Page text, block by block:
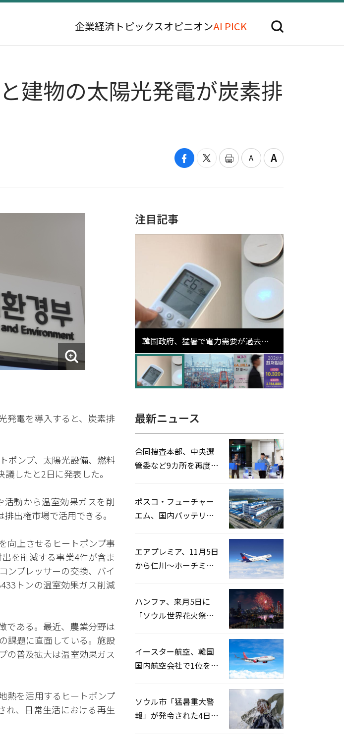
企業経済 トピックスオピニオンAI PICK
建物の太陽光発電が炭素排
発電を導入すると、炭素排
ポンプ、太陽光設備、燃料
したと2日に発表した。
動から温室効果ガスを削
出権市場で活用できる。
向上させるヒートポンプ事
を削減する事業4件が含ま
ンプレッサーの交換、バイ
トンの温室効果ガス削減
である。最近、農業分野は
課題に直面している。施設
の普及拡大は温室効果ガス
熱を活用するヒートポンプ
れ、日常生活における再生
注目記事
韓国政府、猛暑で電力需要が過去最
高更新の可能性に需給対応体制を点
検
最新ニュース
合同捜査本部、中央選
管委など9カ所を再度家
ポスコ・フューチャー
エム、国内バッテリー
エアプレミア、11月5日
から仁川〜ホーチミン
ハンファ、来月5日に
「ソウル世界花火祭り
イースター航空、韓国
国内航空会社で1位を記
ソウル市「猛暑重大警
報」が発令された4日、